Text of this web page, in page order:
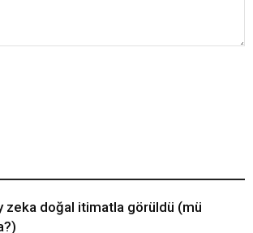
zeka doğal itimatla görüldü (mü